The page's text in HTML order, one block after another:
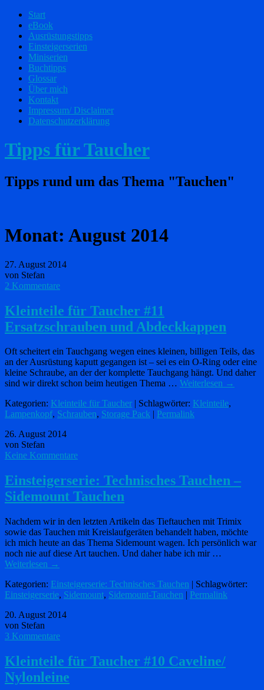
Start
eBook
Ausrüstungstipps
Einsteigerserien
Miniserien
Buchtipps
Glossar
Über mich
Kontakt
Impressum/ Disclaimer
Datenschutzerklärung
Tipps für Taucher
Tipps rund um das Thema "Tauchen"
Monat: August 2014
27. August 2014
von Stefan
2 Kommentare
Kleinteile für Taucher #11
Ersatzschrauben und Abdeckkappen
Oft scheitert ein Tauchgang wegen eines kleinen, billigen Teils, das
an der Ausrüstung kaputt gegangen ist – sei es ein O-Ring oder eine
kleine Schraube, an der der komplette Tauchgang hängt. Und daher
sind wir direkt schon beim heutigen Thema … Weiterlesen →
Kategorien: Kleinteile für Taucher | Schlagwörter: Kleinteile,
Lampenkopf, Schrauben, Storage Pack
Permalink
26. August 2014
von Stefan
Keine Kommentare
Einsteigerserie: Technisches Tauchen –
Sidemount Tauchen
Nachdem wir in den letzten Artikeln das Tieftauchen mit Trimix
sowie das Tauchen mit Kreislaufgeräten behandelt haben, möchte
ich mich heute an das Thema Sidemount wagen. Ich persönlich war
noch nie auf diese Art tauchen. Und daher habe ich mir …
Weiterlesen →
Kategorien: Einsteigerserie: Technisches Tauchen | Schlagwörter:
Einsteigerserie, Sidemount, Sidemount-Tauchen | Permalink
20. August 2014
von Stefan
3 Kommentare
Kleinteile für Taucher #10 Caveline/
Nylonleine